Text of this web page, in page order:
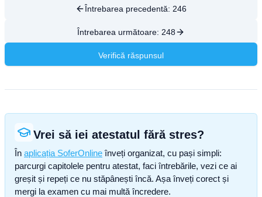
Întrebarea precedentă: 246
Întrebarea următoare: 248
Verifică răspunsul
Vrei să iei atestatul fără stres?
În aplicația SoferOnline înveți organizat, cu pași simpli:
parcurgi capitolele pentru atestat, faci întrebările, vezi ce ai
greșit și repeți ce nu stăpânești încă. Așa înveți corect și
mergi la examen cu mai multă încredere.